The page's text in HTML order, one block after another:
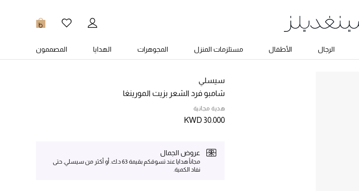
0
الرجال الأطفال مستلزمات المنزل المجوهرات الهدايا المصممون
سيسلي
شامبو فرد الشعر بزيت المورينغا
هدية مجانية
KWD 30.000
عروض الجمال
مجاناً هدايا عند تسوقكم بقيمة 63 د.ك. أو أكثر من سيسلي. حتى
نفاد الكمية.